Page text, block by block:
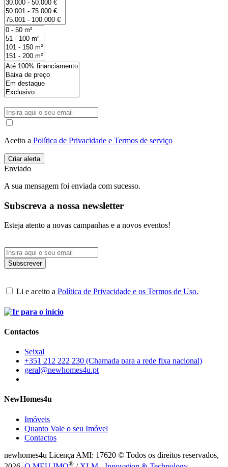
Aceito a Política de Privacidade e Termos de serviço
Enviado
A sua mensagem foi enviada com sucesso.
Subscreva a nossa newsletter
Esteja atento a novas campanhas e a novos eventos!
Li e aceito a Política de Privacidade e os Termos de Uso.
Contactos
Seixal
+351 212 222 230 (Chamada para a rede fixa nacional)
geral@newhomes4u.pt
NewHomes4u
Imóveis
Quanto Vale o seu Imóvel
Contactos
newhomes4u Licença AMI: 17620 © Todos os direitos reservados,
®